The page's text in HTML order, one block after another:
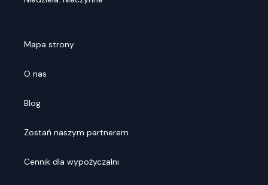
Mapa strony
O nas
Blog
Zostań naszym partnerem
Cennik dla wypożyczalni